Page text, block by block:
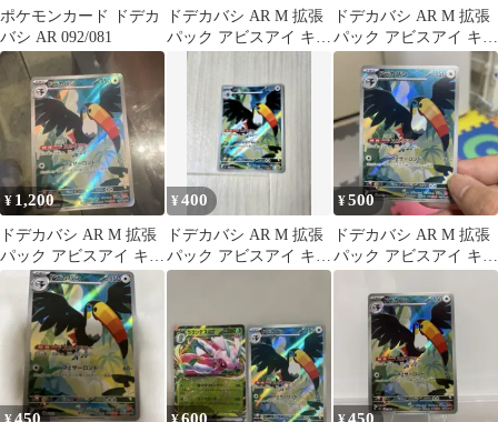
ポケモンカード ドデカ
バシ AR 092/081
ドデカバシ AR M 拡張
パック アビスアイ キラ
092/081
ドデカバシ AR M 拡張
パック アビスアイ キラ
092/081
¥ 1,200
ドデカバシ AR M 拡張
パック アビスアイ キラ
092/081
¥400
ドデカバシ AR M 拡張
パック アビスアイ キラ
092/081
¥500
ドデカバシ AR M 拡張
パック アビスアイ キラ
092/081